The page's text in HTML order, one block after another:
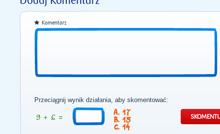
Komentarz
Przeciągnij wynik działania, aby skomentować:
17
15
14